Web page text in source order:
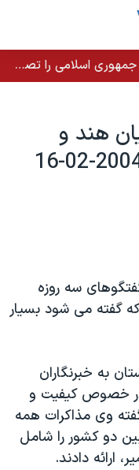
سنای آمریکا افزایش تحریم‌های روسیه و جمهوری اسلامی را تصویب کرد؛ زلنسکی از این اقدام تشکر کرد
هند و
سه روزه
گفته می شود بسيار
به خبرنگاران
خصوص کيفيت و
وی مذاکرات همه
دو کشور را شامل
ارائه دادند.